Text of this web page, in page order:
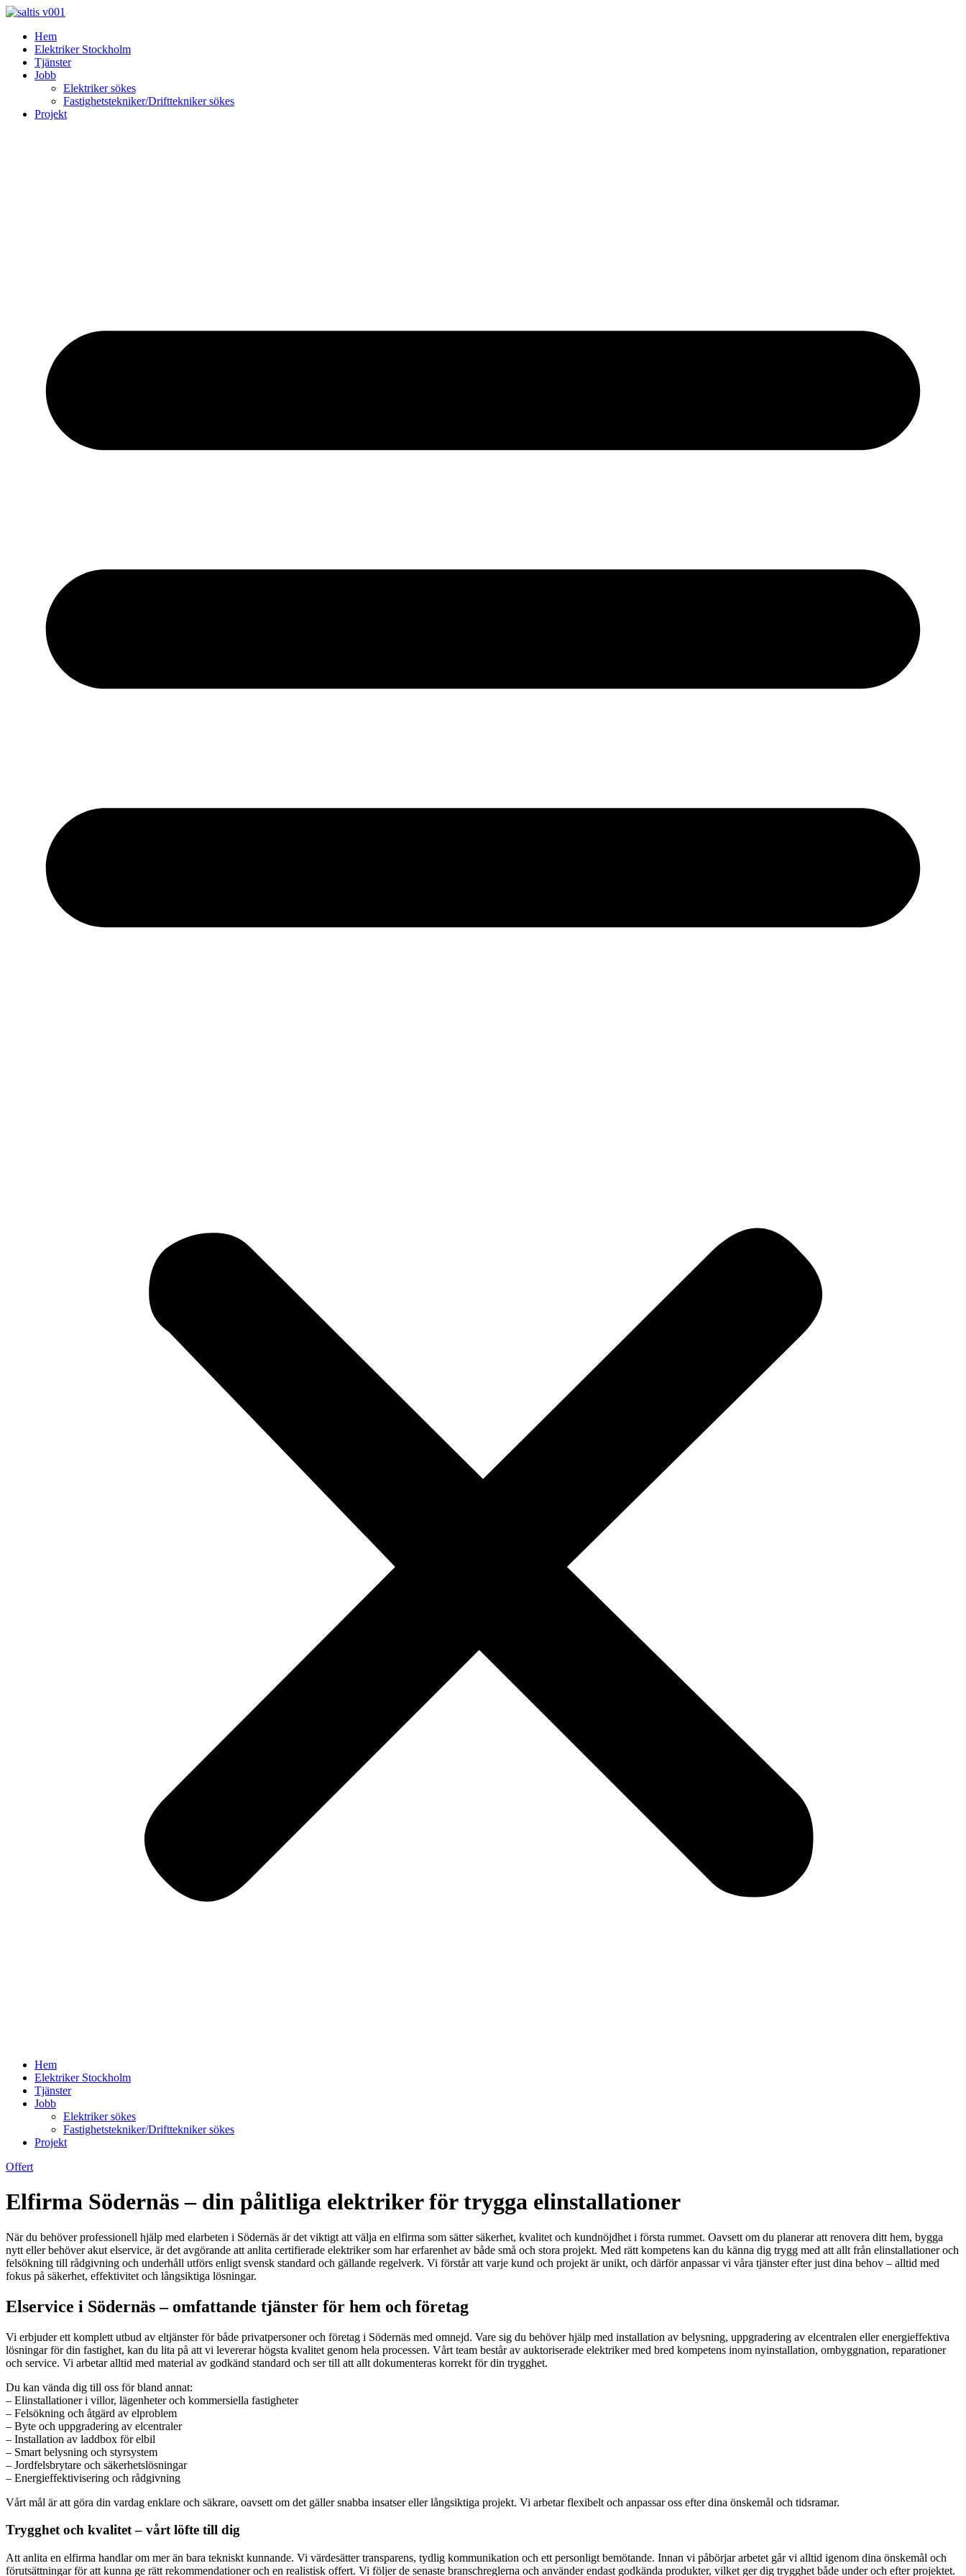
Skip
contentHem
Elektriker Stockholm
Tjänster
Jobb
Elektriker sökes
Fastighetstekniker/Drifttekniker sökes
Projekt
Hem
Elektriker Stockholm
Tjänster
Jobb
Elektriker sökes
Fastighetstekniker/Drifttekniker sökes
Projekt
Offert
Elfirma Södernäs – din pålitliga elektriker för trygga elinstallationer
När du behöver professionell hjälp med elarbeten i Södernäs är det viktigt att välja en elfirma som sätter säkerhet, kvalitet och kundnöjdhet i första rummet. Oavsett om du planerar att renovera ditt hem, bygga
nytt eller behöver akut elservice, är det avgörande att anlita certifierade elektriker som har erfarenhet av både små och stora projekt. Med rätt kompetens kan du känna dig trygg med att allt från elinstallationer och
felsökning till rådgivning och underhåll utförs enligt svensk standard och gällande regelverk. Vi förstår att varje kund och projekt är unikt, och därför anpassar vi våra tjänster efter just dina behov – alltid med
fokus på säkerhet, effektivitet och långsiktiga lösningar.
Elservice i Södernäs – omfattande tjänster för hem och företag
Vi erbjuder ett komplett utbud av eltjänster för både privatpersoner och företag i Södernäs med omnejd. Vare sig du behöver hjälp med installation av belysning, uppgradering av elcentralen eller energieffektiva
lösningar för din fastighet, kan du lita på att vi levererar högsta kvalitet genom hela processen. Vårt team består av auktoriserade elektriker med bred kompetens inom nyinstallation, ombyggnation, reparationer
och service. Vi arbetar alltid med material av godkänd standard och ser till att allt dokumenteras korrekt för din trygghet.
Du kan vända dig till oss för bland annat:
– Elinstallationer i villor, lägenheter och kommersiella fastigheter
– Felsökning och åtgärd av elproblem
– Byte och uppgradering av elcentraler
– Installation av laddbox för elbil
– Smart belysning och styrsystem
– Jordfelsbrytare och säkerhetslösningar
– Energieffektivisering och rådgivning
Vårt mål är att göra din vardag enklare och säkrare, oavsett om det gäller snabba insatser eller långsiktiga projekt. Vi arbetar flexibelt och anpassar oss efter dina önskemål och tidsramar.
Trygghet och kvalitet – vårt löfte till dig
Att anlita en elfirma handlar om mer än bara tekniskt kunnande. Vi värdesätter transparens, tydlig kommunikation och ett personligt bemötande. Innan vi påbörjar arbetet går vi alltid igenom dina önskemål och
förutsättningar för att kunna ge rätt rekommendationer och en realistisk offert. Vi följer de senaste branschreglerna och använder endast godkända produkter, vilket ger dig trygghet både under och efter projektet.